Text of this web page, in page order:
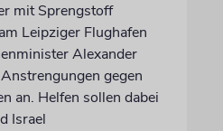
mit Sprengstoff
Leipziger Flughafen
Alexander
gegen
an. Helfen sollen dabei
Israel